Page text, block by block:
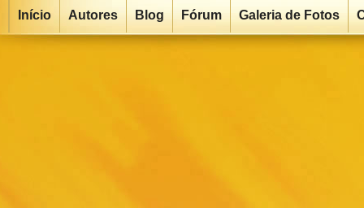
Início Autores Blog Fórum Galeria de Fotos